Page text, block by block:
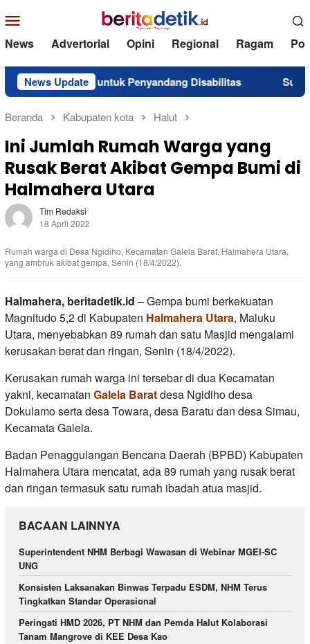
ke
kontenMobile
News Advertorial Opini Regional Ragam
News Update
untuk Penyandang Disabilitas Superintendent NHM
Beranda Kabupaten kota Halut
Ini Jumlah Rumah Warga yang
Rusak Berat Akibat Gempa Bumi di
Halmahera Utara
Tim Redaksi
18 April 2022
Rumah warga di Desa Ngidiho, Kecamatan Galela Barat, Halmahera Utara,
yang ambruk akibat gempa, Senin (18/4/2022).
Halmahera, beritadetik.id – Gempa bumi berkekuatan
Magnitudo 5,2 di Kabupaten Halmahera Utara, Maluku
Utara, menyebabkan 89 rumah dan satu Masjid mengalami
kerusakan berat dan ringan, Senin (18/4/2022).
Kerusakan rumah warga ini tersebar di dua Kecamatan
yakni, kecamatan Galela Baratdesa Ngidiho desa
Dokulamo serta desa Towara, desa Baratu dan desa Simau,
Kecamata Galela.
Badan Penaggulangan Bencana Daerah (BPBD) Kabupaten
Halmahera Utara mencatat, ada 89 rumah yang rusak berat
dan ringan termasuk satu rumah ibadah atua masjid.
BACAAN LAINNYA
Superintendent NHM Berbagi Wawasan di Webinar MGEI-SC
UNG
Konsisten Laksanakan Binwas Terpadu ESDM, NHM Terus
Tingkatkan Standar Operasional
Peringati HMD 2026, PT NHM dan Pemda Halut Kolaborasi
Tanam Mangrove di KEE Desa Kao